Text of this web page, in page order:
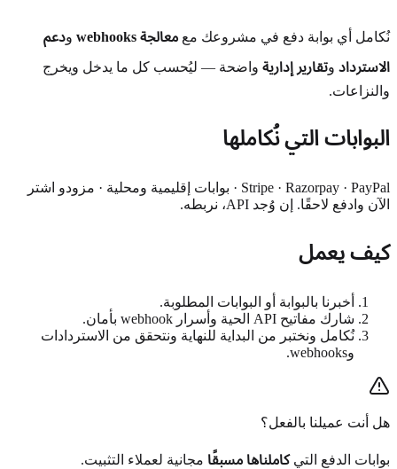
نُكامل أي بوابة دفع في مشروعك مع معالجة webhooks ودعم
الاسترداد وتقارير إدارية واضحة — ليُحسب كل ما يدخل ويخرج
والنزاعات.
البوابات التي نُكاملها
Stripe · Razorpay · PayPal · بوابات إقليمية ومحلية · مزودو اشتر
الآن وادفع لاحقًا. إن وُجد API، نربطه.
كيف يعمل
أخبرنا بالبوابة أو البوابات المطلوبة.
شارك مفاتيح API الحية وأسرار webhook بأمان.
نُكامل ونختبر من البداية للنهاية ونتحقق من الاستردادات
وwebhooks.
هل أنت عميلنا بالفعل؟
بوابات الدفع التيكاملناها مسبقًا مجانية لعملاء التثبيت.